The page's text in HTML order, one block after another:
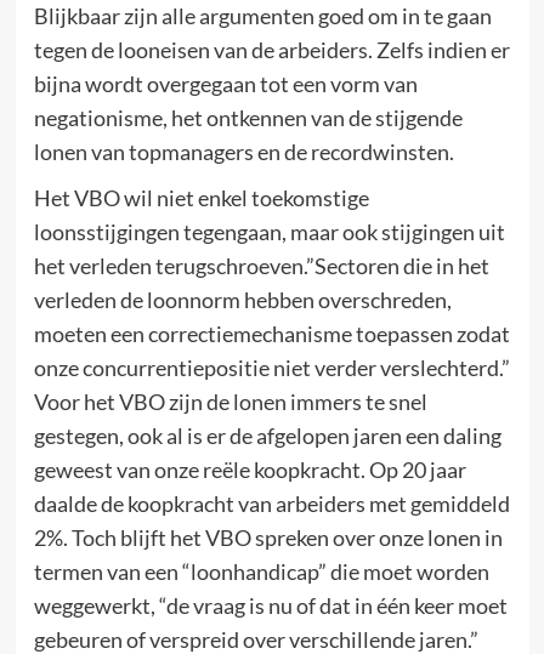
Blijkbaar zijn alle argumenten goed om in te gaan
tegen de looneisen van de arbeiders. Zelfs indien er
bijna wordt overgegaan tot een vorm van
negationisme, het ontkennen van de stijgende
lonen van topmanagers en de recordwinsten.
Het VBO wil niet enkel toekomstige
loonsstijgingen tegengaan, maar ook stijgingen uit
het verleden terugschroeven.”Sectoren die in het
verleden de loonnorm hebben overschreden,
moeten een correctiemechanisme toepassen zodat
onze concurrentiepositie niet verder verslechterd.”
Voor het VBO zijn de lonen immers te snel
gestegen, ook al is er de afgelopen jaren een daling
geweest van onze reële koopkracht. Op 20 jaar
daalde de koopkracht van arbeiders met gemiddeld
2%. Toch blijft het VBO spreken over onze lonen in
termen van een “loonhandicap” die moet worden
weggewerkt, “de vraag is nu of dat in één keer moet
gebeuren of verspreid over verschillende jaren.”